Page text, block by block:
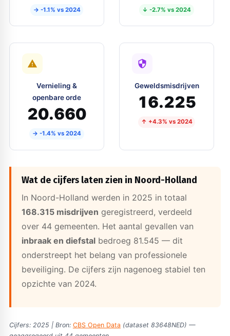
→ -1.1% vs 2024 ↓ -2.7% vs 2024
Vernieling &
openbare orde
20.660
→ -1.4% vs 2024
Geweldsmisdrijven
16.225
↑ +4.3% vs 2024
Wat de cijfers laten zien in Noord-Holland
In Noord-Holland werden in 2025 in totaal
168.315 misdrijven geregistreerd, verdeeld
over 44 gemeenten. Het aantal gevallen van
inbraak en diefstalbedroeg 81.545 — dit
onderstreept het belang van professionele
beveiliging. De cijfers zijn nagenoeg stabiel ten
opzichte van 2024.
Cijfers: 2025 | Bron: CBS Open Data (dataset 83648NED) —